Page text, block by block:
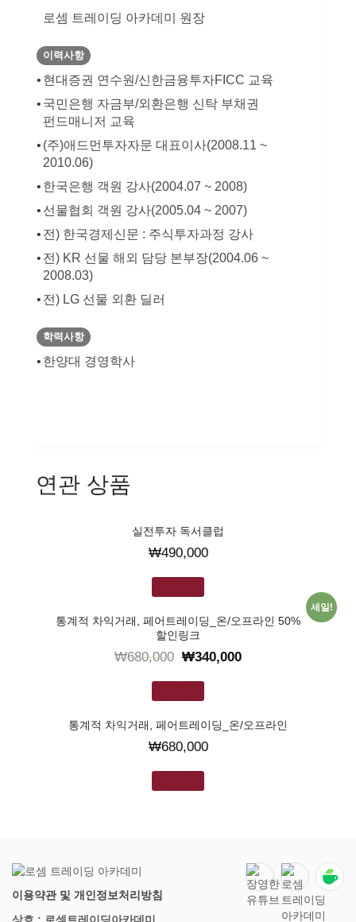
로셈 트레이딩 아카데미 원장
이력사항
현대증권 연수원/신한금융투자FICC 교육
국민은행 자금부/외환은행 신탁 부채권
펀드매니저 교육
(주)애드먼투자자문 대표이사(2008.11 ~
2010.06)
한국은행 객원 강사(2004.07 ~ 2008)
선물협회 객원 강사(2005.04 ~ 2007)
전) 한국경제신문 : 주식투자과정 강사
전) KR 선물 해외 담당 본부장(2004.06 ~
2008.03)
전) LG 선물 외환 딜러
학력사항
한양대 경영학사
연관 상품
실전투자 독서클럽
₩490,000
세일!
통계적 차익거래, 페어트레이딩_온/오프라인 50%
할인링크
₩680,000 ₩340,000
통계적 차익거래, 페어트레이딩_온/오프라인
₩680,000
이용약관 및 개인정보처리방침